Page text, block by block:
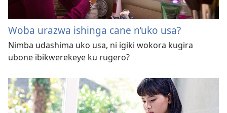
Woba urazwa ishinga cane n’uko usa?
Nimba udashima uko usa, ni igiki wokora kugira
ubone ibikwerekeye ku rugero?